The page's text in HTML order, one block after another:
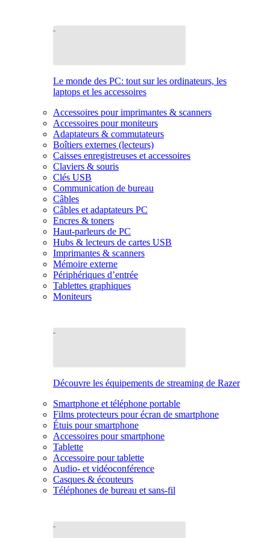
Le monde des PC: tout sur les ordinateurs, les
laptops et les accessoires
Accessoires pour imprimantes & scanners
Accessoires pour moniteurs
Adaptateurs & commutateurs
Boîtiers externes (lecteurs)
Caisses enregistreuses et accessoires
Claviers & souris
Clés USB
Communication de bureau
Câbles
Câbles et adaptateurs PC
Encres & toners
Haut-parleurs de PC
Hubs & lecteurs de cartes USB
Imprimantes & scanners
Mémoire externe
Périphériques d’entrée
Tablettes graphiques
Moniteurs
Découvre les équipements de streaming de Razer
Smartphone et téléphone portable
Films protecteurs pour écran de smartphone
Étuis pour smartphone
Accessoires pour smartphone
Tablette
Accessoire pour tablette
Audio- et vidéoconférence
Casques & écouteurs
Téléphones de bureau et sans-fil